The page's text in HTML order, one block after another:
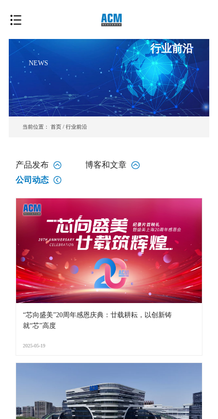
行业前沿
NEWS
当前位置： 首页 / 行业前沿
产品发布
博客和文章
公司动态
“芯向盛美”20周年感恩庆典：廿载耕耘，以创新铸
就“芯”高度
2025-05-19